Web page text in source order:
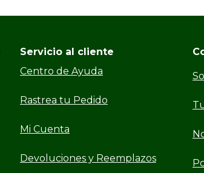
Servicio al cliente
Centro de Ayuda
Rastrea tu Pedido
Mi Cuenta
Devoluciones y Reemplazos